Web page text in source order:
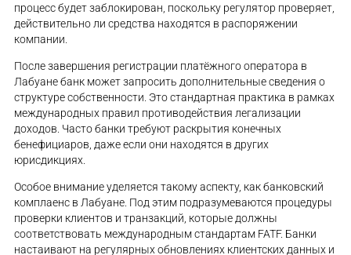
процесс будет заблокирован, поскольку регулятор проверяет,
действительно ли средства находятся в распоряжении
компании.
После завершения регистрации платёжного оператора в
Лабуане банк может запросить дополнительные сведения о
структуре собственности. Это стандартная практика в рамках
международных правил противодействия легализации
доходов. Часто банки требуют раскрытия конечных
бенефициаров, даже если они находятся в других
юрисдикциях.
Особое внимание уделяется такому аспекту, как банковский
комплаенс в Лабуане. Под этим подразумеваются процедуры
проверки клиентов и транзакций, которые должны
соответствовать международным стандартам FATF. Банки
настаивают на регулярных обновлениях клиентских данных и